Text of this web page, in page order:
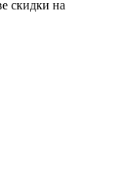
скидки на